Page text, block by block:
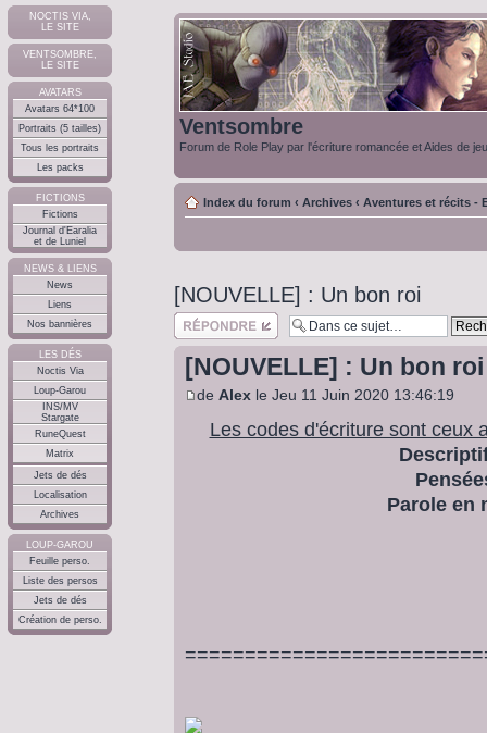
NOCTIS VIA,
LE SITE
VENTSOMBRE,
LE SITE
AVATARS
Avatars 64*100
Portraits (5 tailles)
Tous les portraits
Les packs
FICTIONS
Fictions
Journal d'Earalia
et de Luniel
NEWS & LIENS
News
Liens
Nos bannières
LES DÉS
Noctis Via
Loup-Garou
INS/MV
Stargate
RuneQuest
Matrix
Jets de dés
Localisation
Archives
LOUP-GAROU
Feuille perso.
Liste des persos
Jets de dés
Création de perso.
Ventsombre
Forum de Role Play par l'écriture romancée et Aides de
Index du forum ‹ Archives ‹ Aventures et récits -
[NOUVELLE] : Un bon roi
Répondre
[NOUVELLE] : Un bon roi
de Alex le Jeu 11 Juin 2020 13:46:19
Les codes d'écriture sont ceux
Parole en